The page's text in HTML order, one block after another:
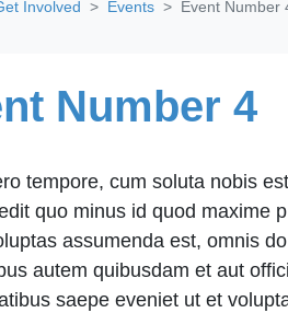
Involved Events Event Number
Number 4
tempore, cum soluta nobis
quo minus id quod maxime
assumenda est, omnis
autem quibusdam et aut
saepe eveniet ut et